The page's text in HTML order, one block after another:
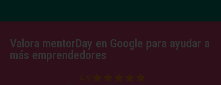
Valora mentorDay en Google para ayudar a
más emprendedores